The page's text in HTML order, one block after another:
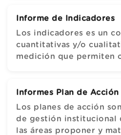
de las actividades
uno.
Informe de Indicadores
Los indicadores es un
cuantitativas y/o
medición que permiten
Informes Plan de Acción
Los planes de acción
de gestión institucional
las áreas proponer y